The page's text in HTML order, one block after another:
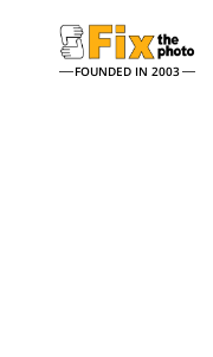
FOUNDED IN 2003